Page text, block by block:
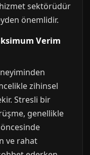
hizmet sektörüdür
önemlidir.
Verim
zihinsel
Stresli bir
genellikle
ve rahat